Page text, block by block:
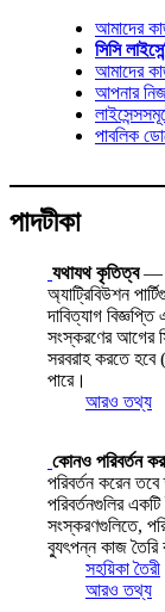
আমাদের
সিসি
আমাদের
আপনার
পাবলিক
পাদটীকা
যথাযথ কৃতিত্ব—
অ্যাট্রিবিউশন
দাবিত্যাগ
সংস্করণের আগের
সরবরাহ করতে হবে
পারে।
আরও তথ্য
কোনও পরিবর্তন
পরিবর্তন করেন
পরিবর্তনগুলির
সংস্করণগুলিতে,
ব্যুৎপন্ন কাজ তৈরি
সহয়িকা তৈরী
আরও তথ্য